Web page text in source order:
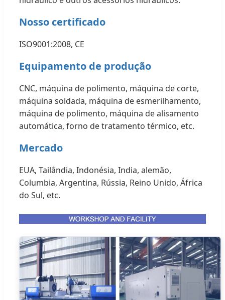
Nosso certificado
ISO9001:2008, CE
Equipamento de produção
CNC, máquina de polimento, máquina de corte,
máquina soldada, máquina de esmerilhamento,
máquina de polimento, máquina de alisamento
automática, forno de tratamento térmico, etc.
Mercado
EUA, Tailândia, Indonésia, India, alemão,
Columbia, Argentina, Rússia, Reino Unido, África
do Sul, etc.